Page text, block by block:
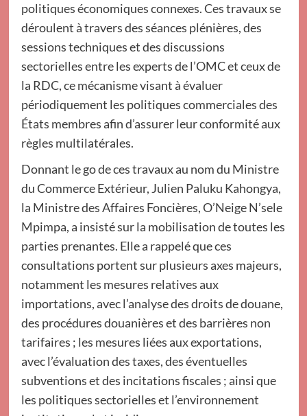
politiques économiques connexes. Ces travaux se
déroulent à travers des séances plénières, des
sessions techniques et des discussions
sectorielles entre les experts de l’OMC et ceux de
la RDC, ce mécanisme visant à évaluer
périodiquement les politiques commerciales des
États membres afin d’assurer leur conformité aux
règles multilatérales.
Donnant le go de ces travaux au nom du Ministre
du Commerce Extérieur, Julien Paluku Kahongya,
la Ministre des Affaires Foncières, O’Neige N’sele
Mpimpa, a insisté sur la mobilisation de toutes les
parties prenantes. Elle a rappelé que ces
consultations portent sur plusieurs axes majeurs,
notamment les mesures relatives aux
importations, avec l’analyse des droits de douane,
des procédures douanières et des barrières non
tarifaires ; les mesures liées aux exportations,
avec l’évaluation des taxes, des éventuelles
subventions et des incitations fiscales ; ainsi que
les politiques sectorielles et l’environnement